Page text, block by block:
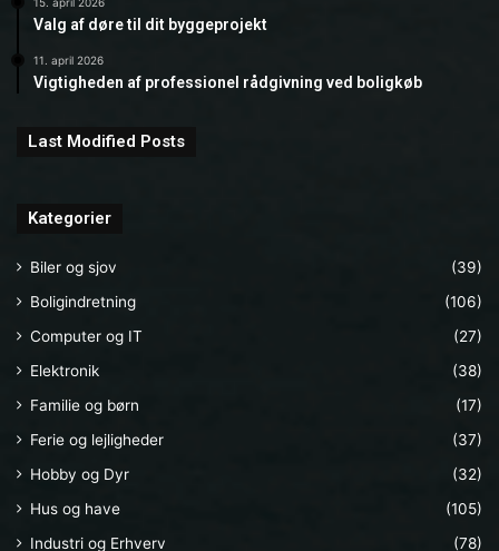
Valg af døre til dit byggeprojekt
11. april 2026
Vigtigheden af professionel rådgivning ved boligkøb
Last Modified Posts
Kategorier
Biler og sjov
(39)
Boligindretning
(106)
Computer og IT
(27)
Elektronik
(38)
Familie og børn
(17)
Ferie og lejligheder
(37)
Hobby og Dyr
(32)
Hus og have
(105)
Industri og Erhverv
(78)